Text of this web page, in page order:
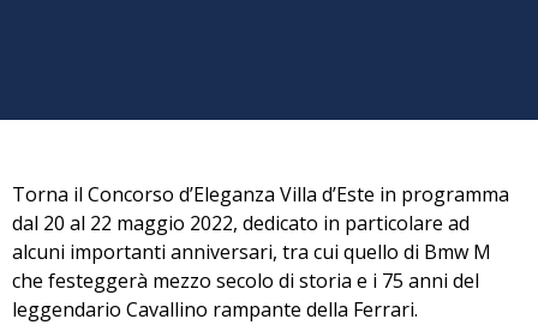
Torna il Concorso d’Eleganza Villa d’Este in programma
dal 20 al 22 maggio 2022, dedicato in particolare ad
alcuni importanti anniversari, tra cui quello di Bmw M
che festeggerà mezzo secolo di storia e i 75 anni del
leggendario Cavallino rampante della Ferrari.